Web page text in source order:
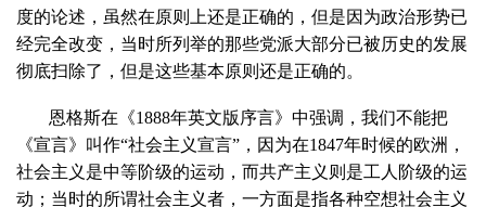
度的论述，虽然在原则上还是正确的，但是因为政治形势已
经完全改变，当时所列举的那些党派大部分已被历史的发展
彻底扫除了，但是这些基本原则还是正确的。
恩格斯在《1888年英文版序言》中强调，我们不能把
《宣言》叫作“社会主义宣言”，因为在1847年时候的欧洲，
社会主义是中等阶级的运动，而共产主义则是工人阶级的运
动；当时的所谓社会主义者，一方面是指各种空想社会主义